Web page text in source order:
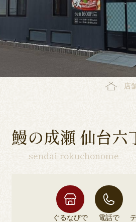
店
鰻の成瀬 仙台六
sendai-rokuchonome
ぐるなびで
電話で